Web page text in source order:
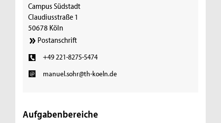
Campus Südstadt
Claudiusstraße 1
50678 Köln
Postanschrift
+49 221-8275-5474
manuel.sohr@th-koeln.de
Aufgabenbereiche